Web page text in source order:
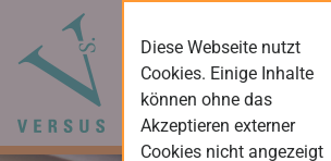
Diese Webseite nutzt
Cookies. Einige Inhalte
können ohne das
Akzeptieren externer
Cookies nicht angezeigt